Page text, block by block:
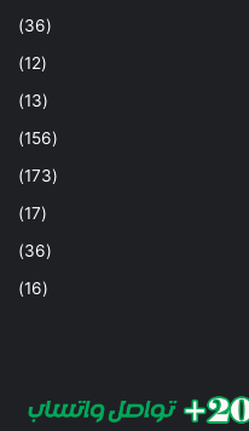
(36)
(12)
(13)
(156)
(173)
(17)
(36)
(16)